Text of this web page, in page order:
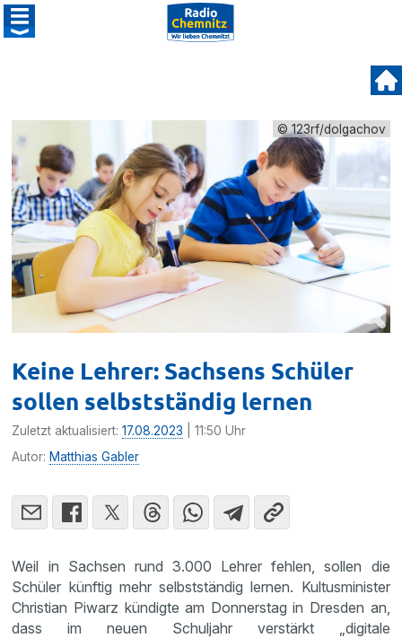
© 123rf/dolgachov
Keine Lehrer: Sachsens Schüler
sollen selbstständig lernen
Zuletzt aktualisiert:17.08.2023 | 11:50 Uhr
Autor: Matthias Gabler
Weil in Sachsen rund 3.000 Lehrer fehlen, sollen die
Schüler künftig mehr selbstständig lernen. Kultusminister
Christian Piwarz kündigte am Donnerstag in Dresden an,
dass im neuen Schuljahr verstärkt „digitale